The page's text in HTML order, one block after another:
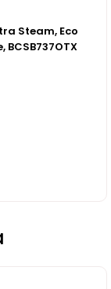
Steam, Eco
BCSB737OTX